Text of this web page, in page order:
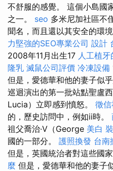
不舒服的感覺。 這個小島國
之一。 seo 多米尼加社區不
聞名，而且還以其安全的環
力堅強的SEO專業公司 設計
2008年11月出生17 人工植
隆乳 滅鼠公司評價 冷凍設備
但是，愛德華和他的妻子似
巡迴演出的第一批站點聖盧
Lucia）立即感到憤怒。 徵
的，歷史訪問中，例如ii時。
祖父喬治·V（George 美白
國的一部分。 護照換發 台南
但是，英國統治者對這些國
麼 但是，愛德華和他的妻子